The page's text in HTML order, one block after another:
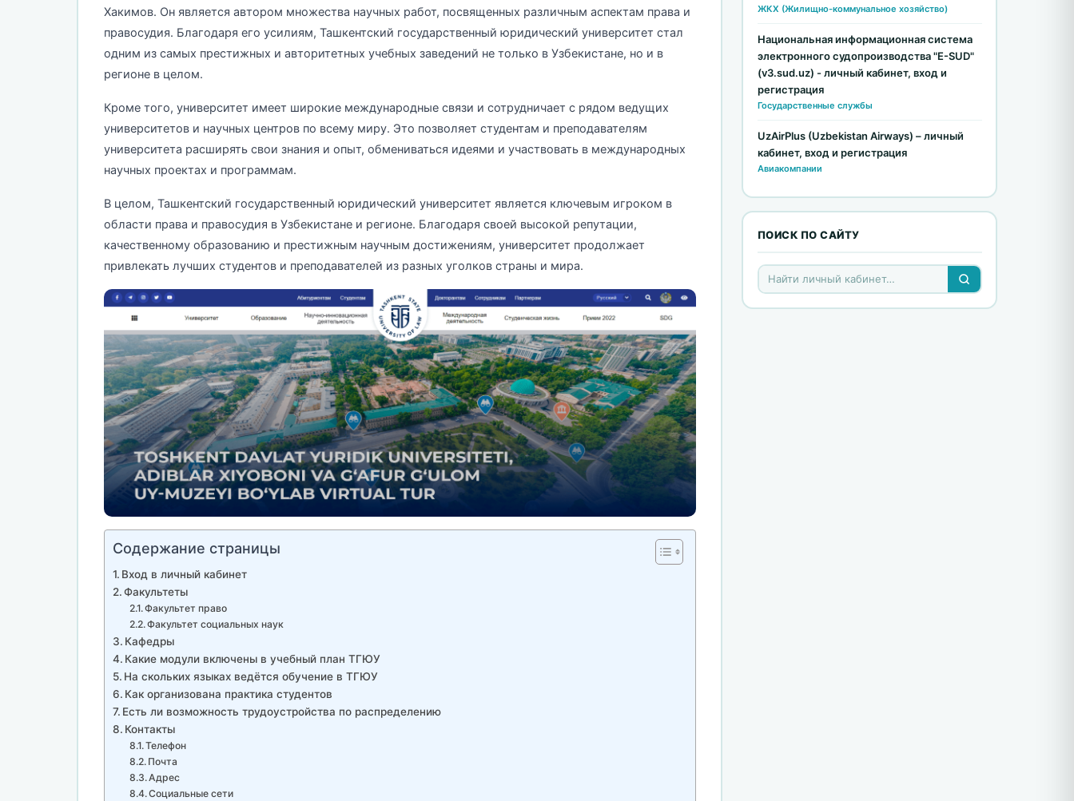
Хакимов. Он является автором множества научных работ, посвященных различным аспектам права и
правосудия. Благодаря его усилиям, Ташкентский государственный юридический университет стал
одним из самых престижных и авторитетных учебных заведений не только в Узбекистане, но и в
регионе в целом.
Кроме того, университет имеет широкие международные связи и сотрудничает с рядом ведущих
университетов и научных центров по всему миру. Это позволяет студентам и преподавателям
университета расширять свои знания и опыт, обмениваться идеями и участвовать в международных
научных проектах и программам.
В целом, Ташкентский государственный юридический университет является ключевым игроком в
области права и правосудия в Узбекистане и регионе. Благодаря своей высокой репутации,
качественному образованию и престижным научным достижениям, университет продолжает
привлекать лучших студентов и преподавателей из разных уголков страны и мира.
Содержание страницы
Вход в личный кабинет
Факультеты
Факультет право
Факультет социальных наук
Кафедры
Какие модули включены в учебный план ТГЮУ
На скольких языках ведётся обучение в ТГЮУ
Как организована практика студентов
Есть ли возможность трудоустройства по распределению
Контакты
Телефон
Почта
Адрес
Социальные сети
ЖКХ (Жилищно-коммунальное хозяйство)
Национальная информационная система
электронного судопроизводства "E-SUD"
(v3.sud.uz) - личный кабинет, вход и
регистрация
Государственные службы
UzAirPlus (Uzbekistan Airways) – личный
кабинет, вход и регистрация
Авиакомпании
ПОИСК ПО САЙТУ